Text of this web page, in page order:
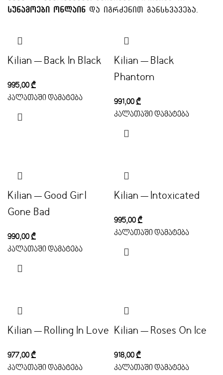
სუნამოები ონლაინ და იგრძენით განსხვავება.
Kilian – Back In Black
995,00₾
კალათაში დამატება
Kilian – Black
Phantom
991,00₾
კალათაში დამატება
Kilian – Good Girl
Gone Bad
990,00₾
კალათაში დამატება
Kilian – Intoxicated
995,00₾
კალათაში დამატება
Kilian – Rolling In Love
977,00₾
კალათაში დამატება
Kilian – Roses On Ice
918,00₾
კალათაში დამატება